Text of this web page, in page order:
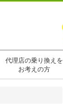
代理店の乗り換えを
お考えの方